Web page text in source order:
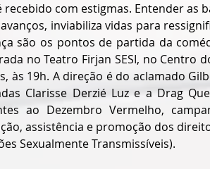
recebido com estigmas. Entender as
inviabiliza vidas para
são os pontos de partida da
no Teatro Firjan SESI, no Centro
às 19h. A direção é do aclamado
Clarisse Derzié Luz e a Drag
ao Dezembro Vermelho,
assistência e promoção dos
Sexualmente Transmissíveis).